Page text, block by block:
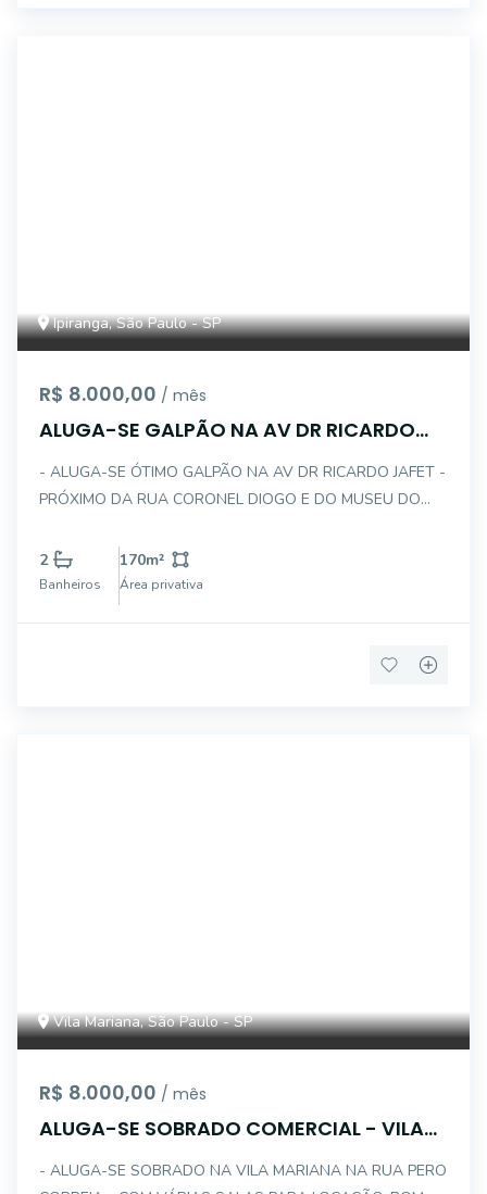
Ipiranga, São Paulo - SP
R$ 8.000,00 / mês
ALUGA-SE GALPÃO NA AV DR RICARDO
JAFET - 170M
- ALUGA-SE ÓTIMO GALPÃO NA AV DR RICARDO JAFET -
PRÓXIMO DA RUA CORONEL DIOGO E DO MUSEU DO
09 . FUNDO : 17 . ÁREA CONSTRUÍDA : 170 . GALPÃO
COM PORTÃO ELÉTRICO . RAMPA DE ENTRADA . 02 BA
2
Banheiros
170m²
Área privativa
Vila Mariana, São Paulo - SP
R$ 8.000,00 / mês
ALUGA-SE SOBRADO COMERCIAL - VILA
- ALUGA-SE SOBRADO NA VILA MARIANA NA RUA PERO